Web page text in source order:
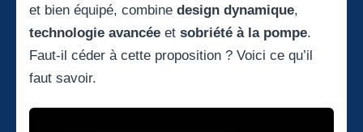
et bien équipé, combine design dynamique,
technologie avancée et sobriété à la pompe.
Faut-il céder à cette proposition ? Voici ce qu’il
faut savoir.